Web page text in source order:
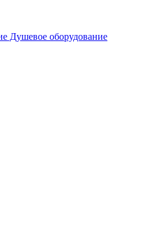
Душевое оборудование